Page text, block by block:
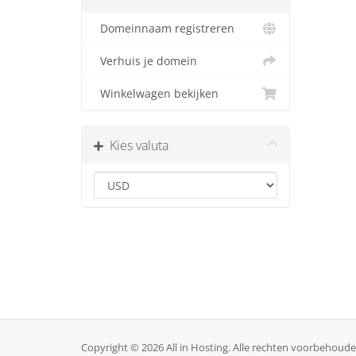
Domeinnaam registreren
Verhuis je domein
Winkelwagen bekijken
Kies valuta
Copyright © 2026 All in Hosting. Alle rechten